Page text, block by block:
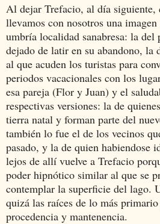
Al dejar Trefacio, al día siguiente,
llevamos con nosotros una imagen
umbría localidad sanabresa: la del
dejado de latir en su abandono,
al que acuden los turistas para
periodos vacacionales con los
esa pareja (Flor y Juan) y el
respectivas versiones: la de
tierra natal y forman parte del
también lo fue el de los vecinos
pasado, y la de quien habiendose
lejos de allí vuelve a Trefacio
poder hipnótico similar al que se
contemplar la superficie del lago.
quizá las raíces de lo más
procedencia y mantenencia.